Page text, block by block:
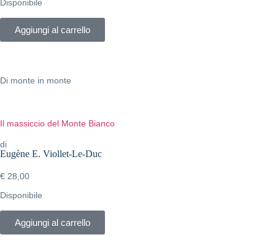
Disponibile
Aggiungi al carrello
Di monte in monte
Il massiccio del Monte Bianco
di
Eugène E. Viollet-Le-Duc
€ 28,00
Disponibile
Aggiungi al carrello